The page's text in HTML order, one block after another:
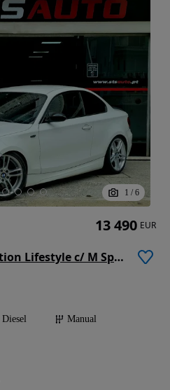
1 / 6
BMW 123 d Limited Edition Lifestyle c/ M Sport Pack
Diesel
Manual
13 490 EUR